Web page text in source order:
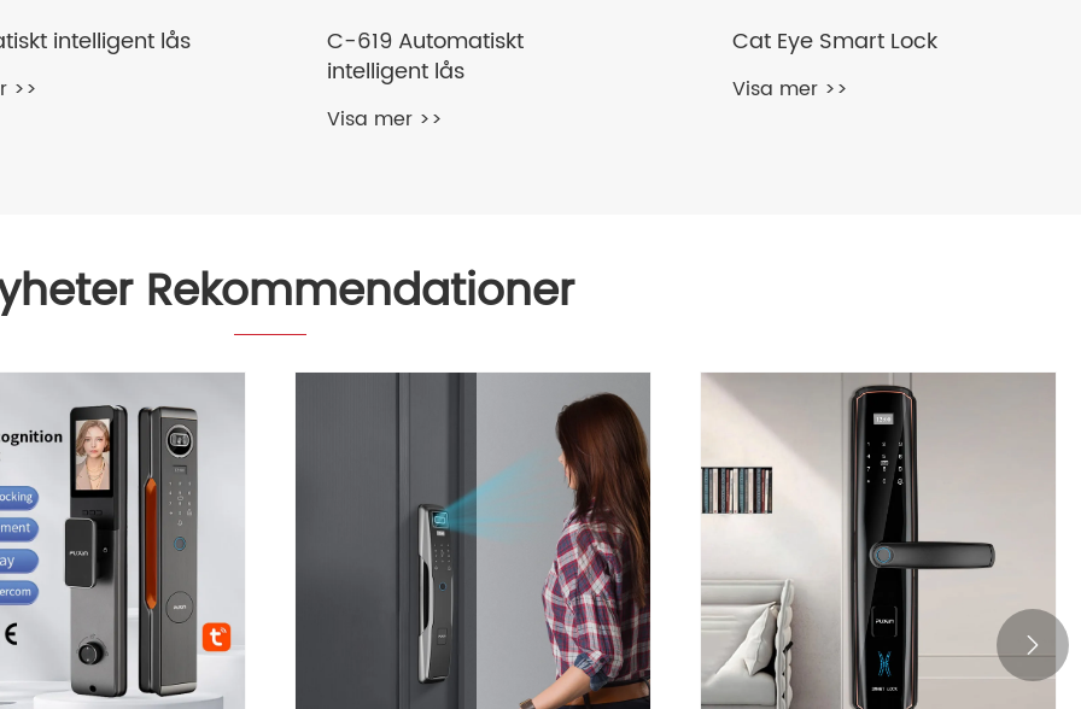
vattentätt
trädgårdslås
Smart Deadbolt
Visa mer >>
Automatiskt intelligent lås
Visa mer >>
Rekommendationer
